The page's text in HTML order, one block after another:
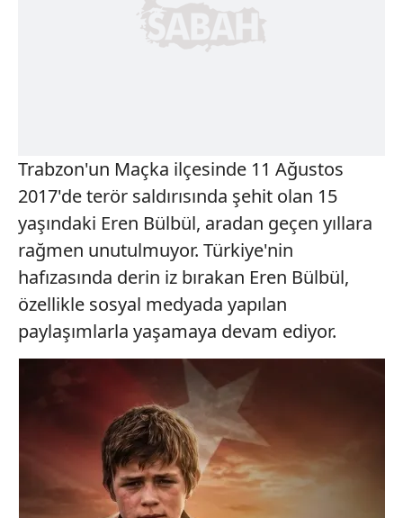
Trabzon'un Maçka ilçesinde 11 Ağustos
2017'de terör saldırısında şehit olan 15
yaşındaki Eren Bülbül, aradan geçen yıllara
rağmen unutulmuyor. Türkiye'nin
hafızasında derin iz bırakan Eren Bülbül,
özellikle sosyal medyada yapılan
paylaşımlarla yaşamaya devam ediyor.